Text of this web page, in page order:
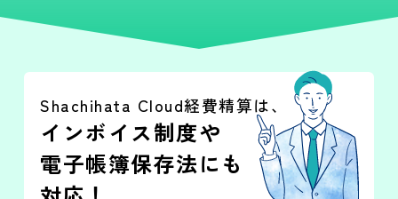
Shachihata Cloud経費精算は、
インボイス制度や
電子帳簿保存法にも